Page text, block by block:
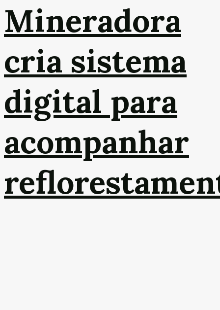
Mineradora
cria sistema
digital para
acompanhar